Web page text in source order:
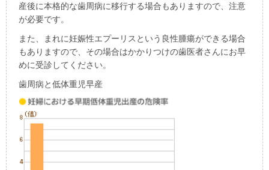
産後に本格的な歯周病に移行する場合もありますので、注意
が必要です。
また、まれに妊娠性エプーリスという良性腫瘍ができる場合
もありますので、その場合はかかりつけの歯医者さんにお早
めに受診してください。
歯周病と低体重児早産